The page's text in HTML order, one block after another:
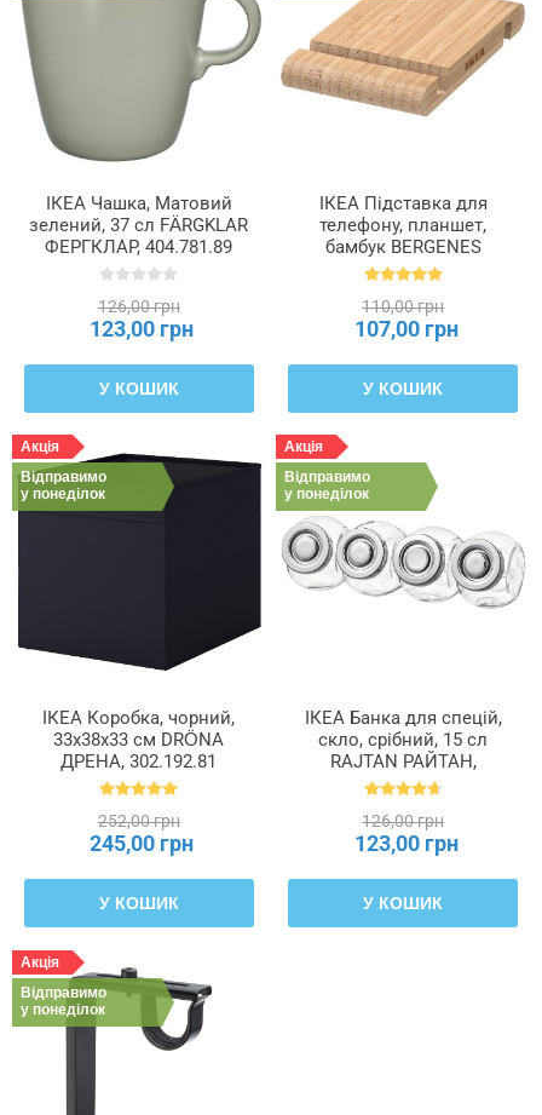
ІКЕА Чашка, Матовий
зелений, 37 сл FÄRGKLAR
ФЕРГКЛАР, 404.781.89
126,00 грн
123,00 грн
У КОШИК
ІКЕА Підставка для
телефону, планшет,
бамбук BERGENES
БЕРГЕНЕС, 104.579.99
110,00 грн
107,00 грн
У КОШИК
Акція
Відправимо
у понеділок
ІКЕА Коробка, чорний,
33x38x33 см DRÖNA
ДРЕНА, 302.192.81
252,00 грн
245,00 грн
У КОШИК
Акція
Відправимо
у понеділок
ІКЕА Банка для спецій,
скло, срібний, 15 сл
RAJTAN РАЙТАН,
400.647.02
126,00 грн
123,00 грн
У КОШИК
Акція
Відправимо
у понеділок